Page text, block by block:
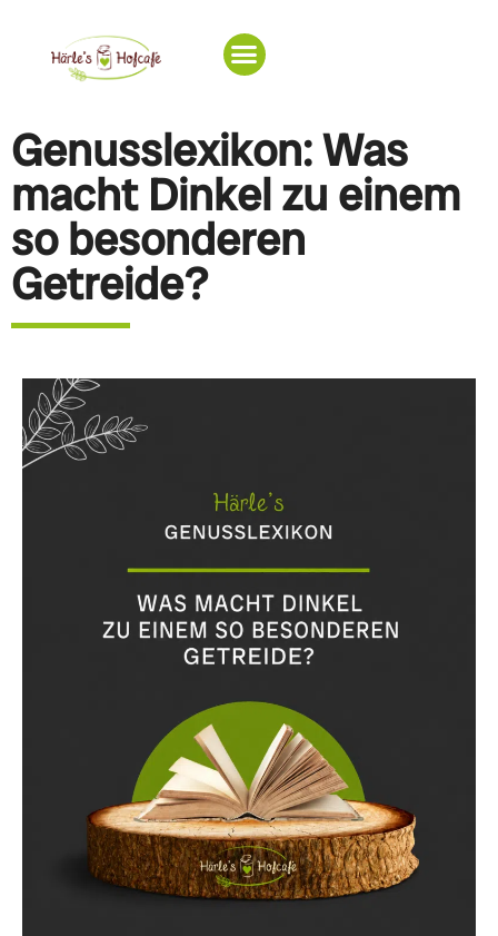
Genusslexikon: Was
macht Dinkel zu einem
so besonderen
Getreide?